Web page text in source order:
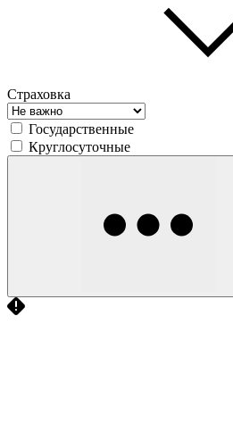
Страховка
Государственные
Круглосуточные